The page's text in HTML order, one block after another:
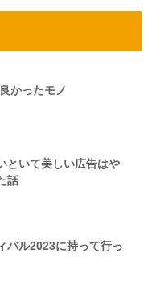
かったモノ
といて美しい広告はや
話
バル2023に持って行っ